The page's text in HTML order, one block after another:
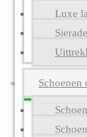
Luxe
Schoenen